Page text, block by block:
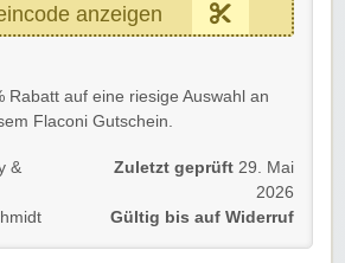
anzeigen
Rabatt auf eine riesige Auswahl an
Flaconi Gutschein.
Gutschein an der Kasse
&
Zuletzt geprüft 29. Mai
2026
Gültig bis auf Widerruf